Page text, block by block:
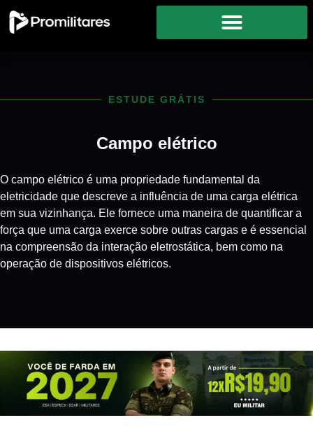
ESTUDE GRÁTIS
Campo elétrico
O campo elétrico é uma propriedade fundamental da
eletricidade que descreve a influência de uma carga elétrica
em sua vizinhança. Ele fornece uma maneira de quantificar a
força que uma carga exerce sobre outras cargas e é essencial
na compreensão da interação eletrostática, bem como na
operação de dispositivos elétricos.